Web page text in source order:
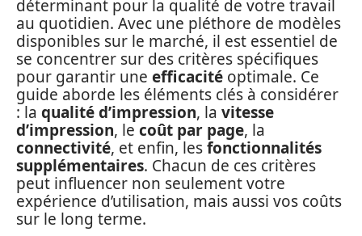
déterminant pour la qualité de votre travail
au quotidien. Avec une pléthore de modèles
disponibles sur le marché, il est essentiel de
se concentrer sur des critères spécifiques
pour garantir une efficacité optimale. Ce
guide aborde les éléments clés à considérer
: la qualité d’impression, la vitesse
d’impression, le coût par page, la
connectivité, et enfin, lesfonctionnalités
supplémentaires. Chacun de ces critères
peut influencer non seulement votre
expérience d’utilisation, mais aussi vos coûts
sur le long terme.